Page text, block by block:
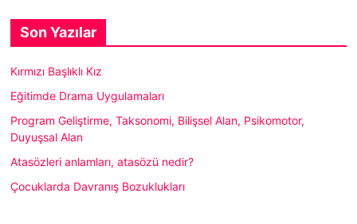
Son Yazılar
Kırmızı Başlıklı Kız
Eğitimde Drama Uygulamaları
Program Geliştirme, Taksonomi, Bilişsel Alan, Psikomotor,
Duyuşsal Alan
Atasözleri anlamları, atasözü nedir?
Çocuklarda Davranış Bozuklukları